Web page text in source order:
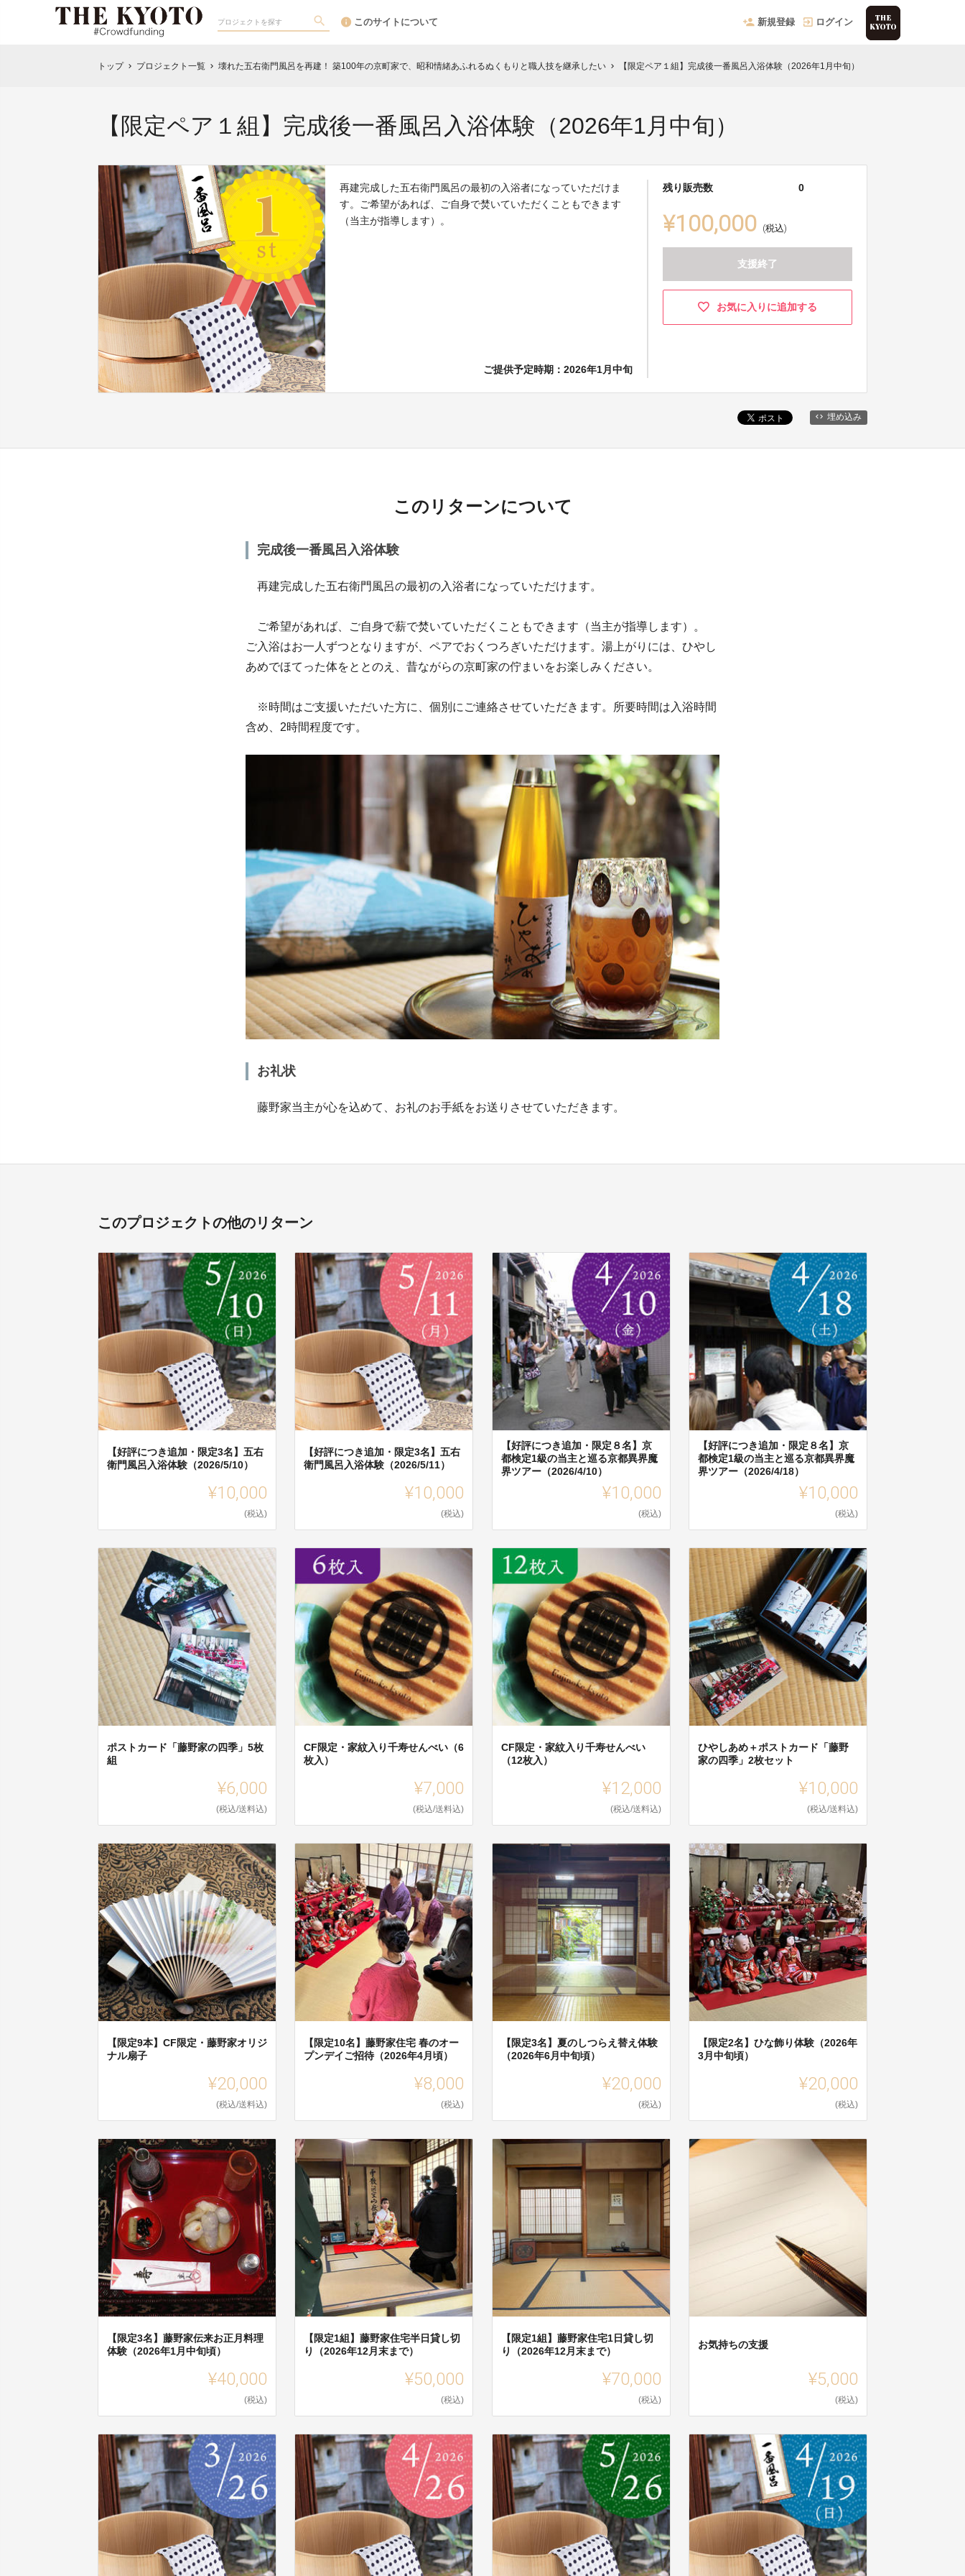
このサイトについて 新規登録 ログイン
トップ chevron_right プロジェクト一覧 chevron_right 壊れた五右衛門風呂を再建！ 築100年の京町家で、昭和情緒あふれるぬくもりと職人技を継承したい chevron_right 【限定ペア１組】完成後一番風呂入浴体験（2026年1月中旬）
【限定ペア１組】完成後一番風呂入浴体験（2026年1月中旬）
再建完成した五右衛門風呂の最初の入浴者になっていただけま
す。ご希望があれば、ご自身で焚いていただくこともできます
（当主が指導します）。
ご提供予定時期：2026年1月中旬
残り販売数 0
¥100,000 (税込)
支援終了
お気に入りに追加する
埋め込み
このリターンについて
完成後一番風呂入浴体験
再建完成した五右衛門風呂の最初の入浴者になっていただけます。
ご希望があれば、ご自身で薪で焚いていただくこともできます（当主が指導します）。
ご入浴はお一人ずつとなりますが、ペアでおくつろぎいただけます。湯上がりには、ひやし
あめでほてった体をととのえ、昔ながらの京町家の佇まいをお楽しみください。
※時間はご支援いただいた方に、個別にご連絡させていただきます。所要時間は入浴時間
含め、2時間程度です。
お礼状
藤野家当主が心を込めて、お礼のお手紙をお送りさせていただきます。
このプロジェクトの他のリターン
【好評につき追加・限定3名】五右
衛門風呂入浴体験（2026/5/10）
¥10,000
(税込)
【好評につき追加・限定3名】五右
衛門風呂入浴体験（2026/5/11）
¥10,000
(税込)
【好評につき追加・限定８名】京
都検定1級の当主と巡る京都異界魔
界ツアー（2026/4/10）
¥10,000
(税込)
【好評につき追加・限定８名】京
都検定1級の当主と巡る京都異界魔
界ツアー（2026/4/18）
¥10,000
(税込)
ポストカード「藤野家の四季」5枚
組
¥6,000
(税込/送料込)
CF限定・家紋入り千寿せんべい（6
枚入）
¥7,000
(税込/送料込)
CF限定・家紋入り千寿せんべい
（12枚入）
¥12,000
(税込/送料込)
ひやしあめ＋ポストカード「藤野
家の四季」2枚セット
¥10,000
(税込/送料込)
【限定9本】CF限定・藤野家オリジ
ナル扇子
¥20,000
(税込/送料込)
【限定10名】藤野家住宅 春のオー
プンデイご招待（2026年4月頃）
¥8,000
(税込)
【限定3名】夏のしつらえ替え体験
（2026年6月中旬頃）
¥20,000
(税込)
【限定2名】ひな飾り体験（2026年
3月中旬頃）
¥20,000
(税込)
【限定3名】藤野家伝来お正月料理
体験（2026年1月中旬頃）
¥40,000
(税込)
【限定1組】藤野家住宅半日貸し切
り（2026年12月末まで）
¥50,000
(税込)
【限定1組】藤野家住宅1日貸し切
り（2026年12月末まで）
¥70,000
(税込)
お気持ちの支援
¥5,000
(税込)